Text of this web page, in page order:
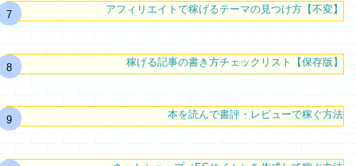
アフィリエイトで稼げるテーマの見つけ方【不変】
稼げる記事の書き方チェックリスト【保存版】
本を読んで書評・レビューで稼ぐ方法